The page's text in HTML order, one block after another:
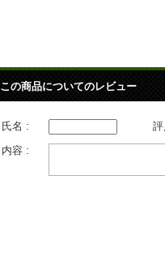
この商品についてのレビュー
氏名 :
内容 :